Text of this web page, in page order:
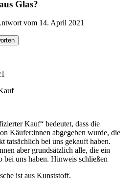
Glas?
vom 14. April 2021
Kauf“ bedeutet, dass die
Käufer:innen abgegeben wurde, die
tatsächlich bei uns gekauft haben.
aber grundsätzlich alle, die ein
bei uns haben. Hinweis schließen
ist aus Kunststoff.